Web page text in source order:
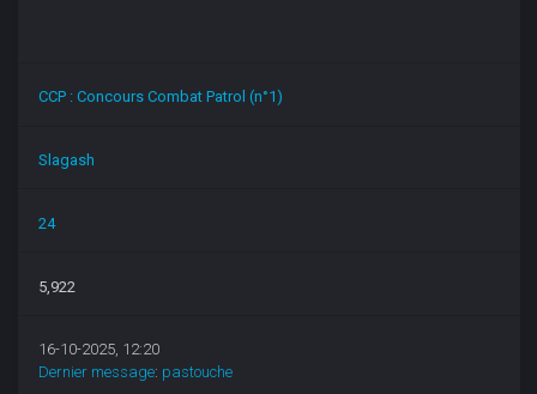
CCP : Concours Combat Patrol (n°1)
Slagash
24
5,922
16-10-2025, 12:20
Dernier message: pastouche